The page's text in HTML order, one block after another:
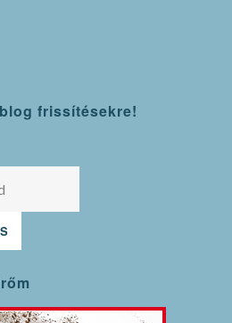
frissítésekre!